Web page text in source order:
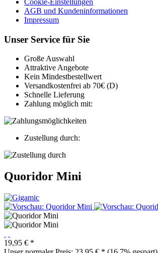
Cookie-Einstellungen
AGB und Kundeninformationen
Impressum
Unser Service für Sie
Große Auswahl
Attraktive Angebote
Kein Mindestbestellwert
Versandkostenfrei ab 70€ (D)
Schnelle Lieferung
Zahlung möglich mit:
Zustellung durch:
Quoridor Mini
19,95 € *